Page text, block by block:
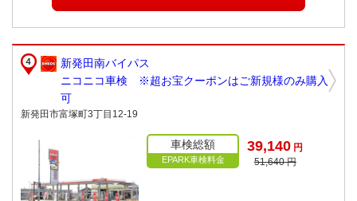
新発田南バイパス
ニコニコ車検 ※超お宝クーポンはご新規様のみ購入
可
新発田市富塚町3丁目12-19
車検総額
EPARK車検料金
39,140 円
51,640 円